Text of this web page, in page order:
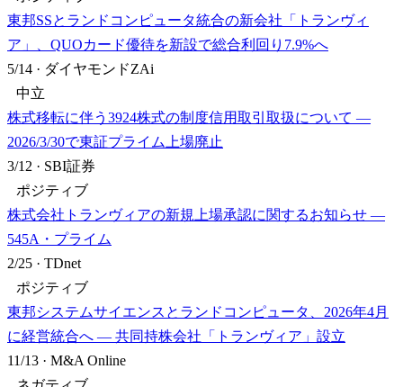
東邦SSとランドコンピュータ統合の新会社「トランヴィ
ア」、QUOカード優待を新設で総合利回り7.9%へ
5/14 · ダイヤモンドZAi
中立
株式移転に伴う3924株式の制度信用取引取扱について —
2026/3/30で東証プライム上場廃止
3/12 · SBI証券
ポジティブ
株式会社トランヴィアの新規上場承認に関するお知らせ —
545A・プライム
2/25 · TDnet
ポジティブ
東邦システムサイエンスとランドコンピュータ、2026年4月
に経営統合へ — 共同持株会社「トランヴィア」設立
11/13 · M&A Online